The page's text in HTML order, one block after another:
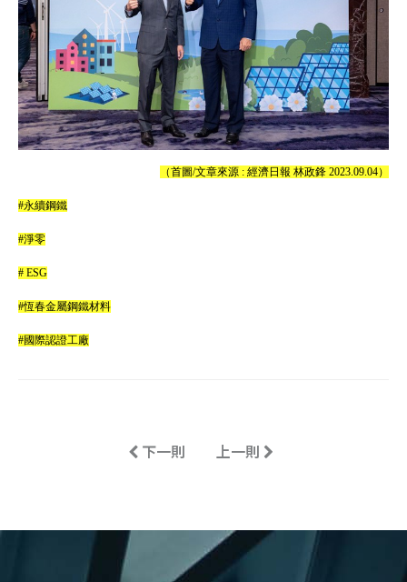
（首圖/文章來源 : 經濟日報 林政鋒 2023.09.04）
#永續鋼鐵
#淨零
# ESG
#恆春金屬鋼鐵材料
#國際認證工廠
下一則Previous上一則 Next